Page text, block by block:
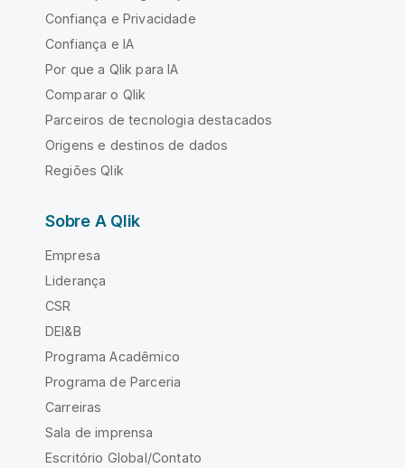
Confiança e Privacidade
Confiança e IA
Por que a Qlik para IA
Comparar o Qlik
Parceiros de tecnologia destacados
Origens e destinos de dados
Regiões Qlik
Sobre A Qlik
Empresa
Liderança
CSR
DEI&B
Programa Acadêmico
Programa de Parceria
Carreiras
Sala de imprensa
Escritório Global/Contato